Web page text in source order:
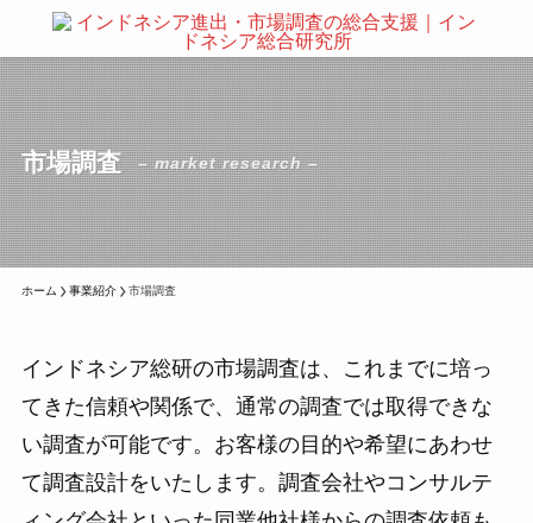
市場調査 – market research –
ホーム 事業紹介 市場調査
インドネシア総研の市場調査は、これまでに培っ
てきた信頼や関係で、通常の調査では取得できな
い調査が可能です。お客様の目的や希望にあわせ
て調査設計をいたします。調査会社やコンサルテ